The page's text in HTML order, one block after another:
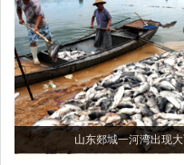
山东郯城一河湾出现